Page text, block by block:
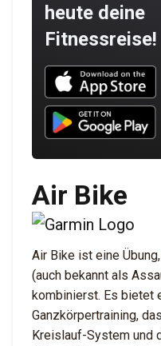
heute deine
Fitnessreise!
Download
Download
Air Bike
Air Bike ist eine
(auch bekannt als
kombinierst. Es bietet
Ganzkörpertraining,
Kreislauf-System und